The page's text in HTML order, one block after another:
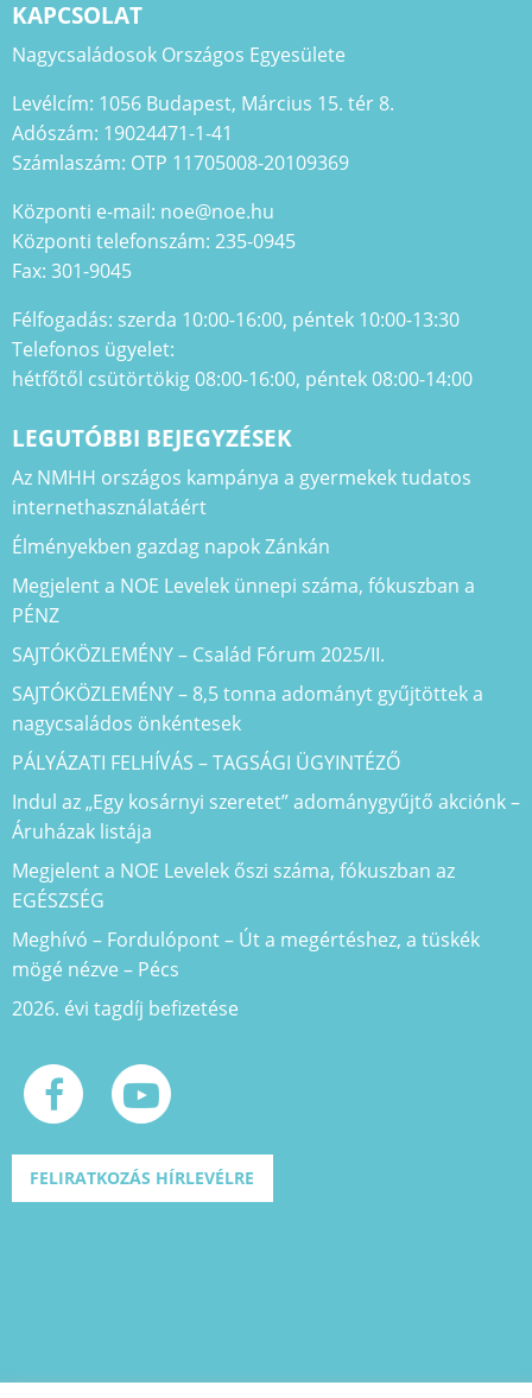
KAPCSOLAT
Nagycsaládosok Országos Egyesülete
Levélcím: 1056 Budapest, Március 15. tér 8.
Adószám: 19024471-1-41
Számlaszám: OTP 11705008-20109369
Központi e-mail: noe@noe.hu
Központi telefonszám: 235-0945
Fax: 301-9045
Félfogadás: szerda 10:00-16:00, péntek 10:00-13:30
Telefonos ügyelet:
hétfőtől csütörtökig 08:00-16:00, péntek 08:00-14:00
LEGUTÓBBI BEJEGYZÉSEK
Az NMHH országos kampánya a gyermekek tudatos
internethasználatáért
Élményekben gazdag napok Zánkán
Megjelent a NOE Levelek ünnepi száma, fókuszban a
PÉNZ
SAJTÓKÖZLEMÉNY – Család Fórum 2025/II.
SAJTÓKÖZLEMÉNY – 8,5 tonna adományt gyűjtöttek a
nagycsaládos önkéntesek
PÁLYÁZATI FELHÍVÁS – TAGSÁGI ÜGYINTÉZŐ
Indul az „Egy kosárnyi szeretet” adománygyűjtő akciónk –
Áruházak listája
Megjelent a NOE Levelek őszi száma, fókuszban az
EGÉSZSÉG
Meghívó – Fordulópont – Út a megértéshez, a tüskék
mögé nézve – Pécs
2026. évi tagdíj befizetése
FELIRATKOZÁS HÍRLEVÉLRE